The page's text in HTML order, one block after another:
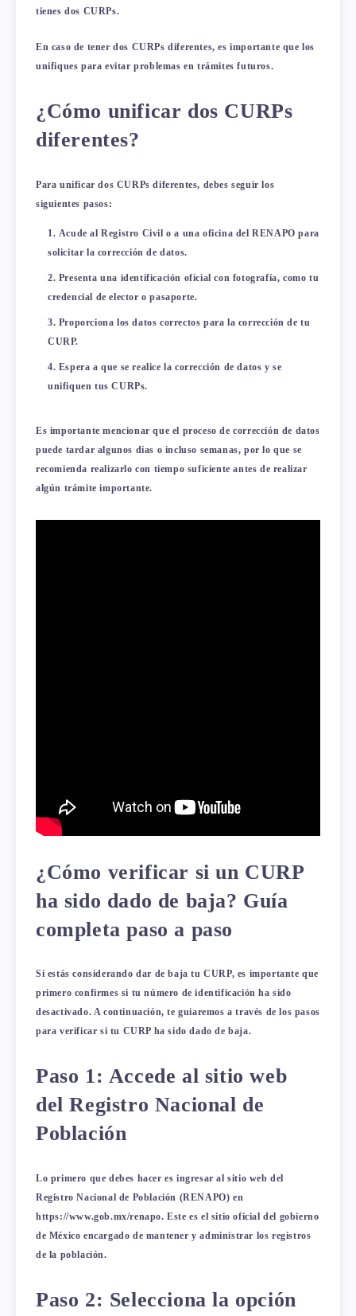
tienes dos CURPs.
En caso de tener dos CURPs diferentes, es importante que los
unifiques para evitar problemas en trámites futuros.
¿Cómo unificar dos CURPs
diferentes?
Para unificar dos CURPs diferentes, debes seguir los
siguientes pasos:
Acude al Registro Civil o a una oficina del RENAPO para
solicitar la corrección de datos.
Presenta una identificación oficial con fotografía, como tu
credencial de elector o pasaporte.
Proporciona los datos correctos para la corrección de tu
CURP.
Espera a que se realice la corrección de datos y se
unifiquen tus CURPs.
Es importante mencionar que el proceso de corrección de datos
puede tardar algunos días o incluso semanas, por lo que se
recomienda realizarlo con tiempo suficiente antes de realizar
algún trámite importante.
¿Cómo verificar si un CURP
ha sido dado de baja? Guía
completa paso a paso
Si estás considerando dar de baja tu CURP, es importante que
primero confirmes si tu número de identificación ha sido
desactivado. A continuación, te guiaremos a través de los pasos
para verificar si tu CURP ha sido dado de baja.
Paso 1: Accede al sitio web
del Registro Nacional de
Población
Lo primero que debes hacer es ingresar al sitio web del
Registro Nacional de Población (RENAPO) en
https://www.gob.mx/renapo. Este es el sitio oficial del gobierno
de México encargado de mantener y administrar los registros
de la población.
Paso 2: Selecciona la opción